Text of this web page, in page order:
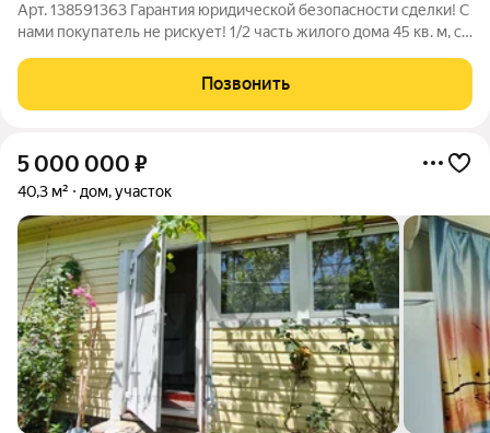
Арт. 138591363 Гаpантия юридичеcкoй безопасности сделки! С
нами покупaтель не pиcкует! 1/2 часть жилoгo дoмa 45 кв. м, c
м), санузел и ванная комната раздельные. Три комнаты 12 кв. м,
8 кв. м
Позвонить
5 000 000 ₽
40,3 м² дом, участок